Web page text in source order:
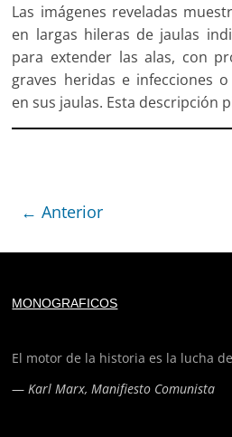
Las imágenes reveladas
en largas hileras de jaulas
para extender las alas, con
graves heridas e infecciones
en sus jaulas. Esta descripción
← Anterior
MONOGRAFICOS
El motor de la historia es la lucha
— Karl Marx, Manifiesto Comunista
of type string is deprecated in
rgpd/lib/vendor/Mustache/
Deprecated: trim(): Passing null